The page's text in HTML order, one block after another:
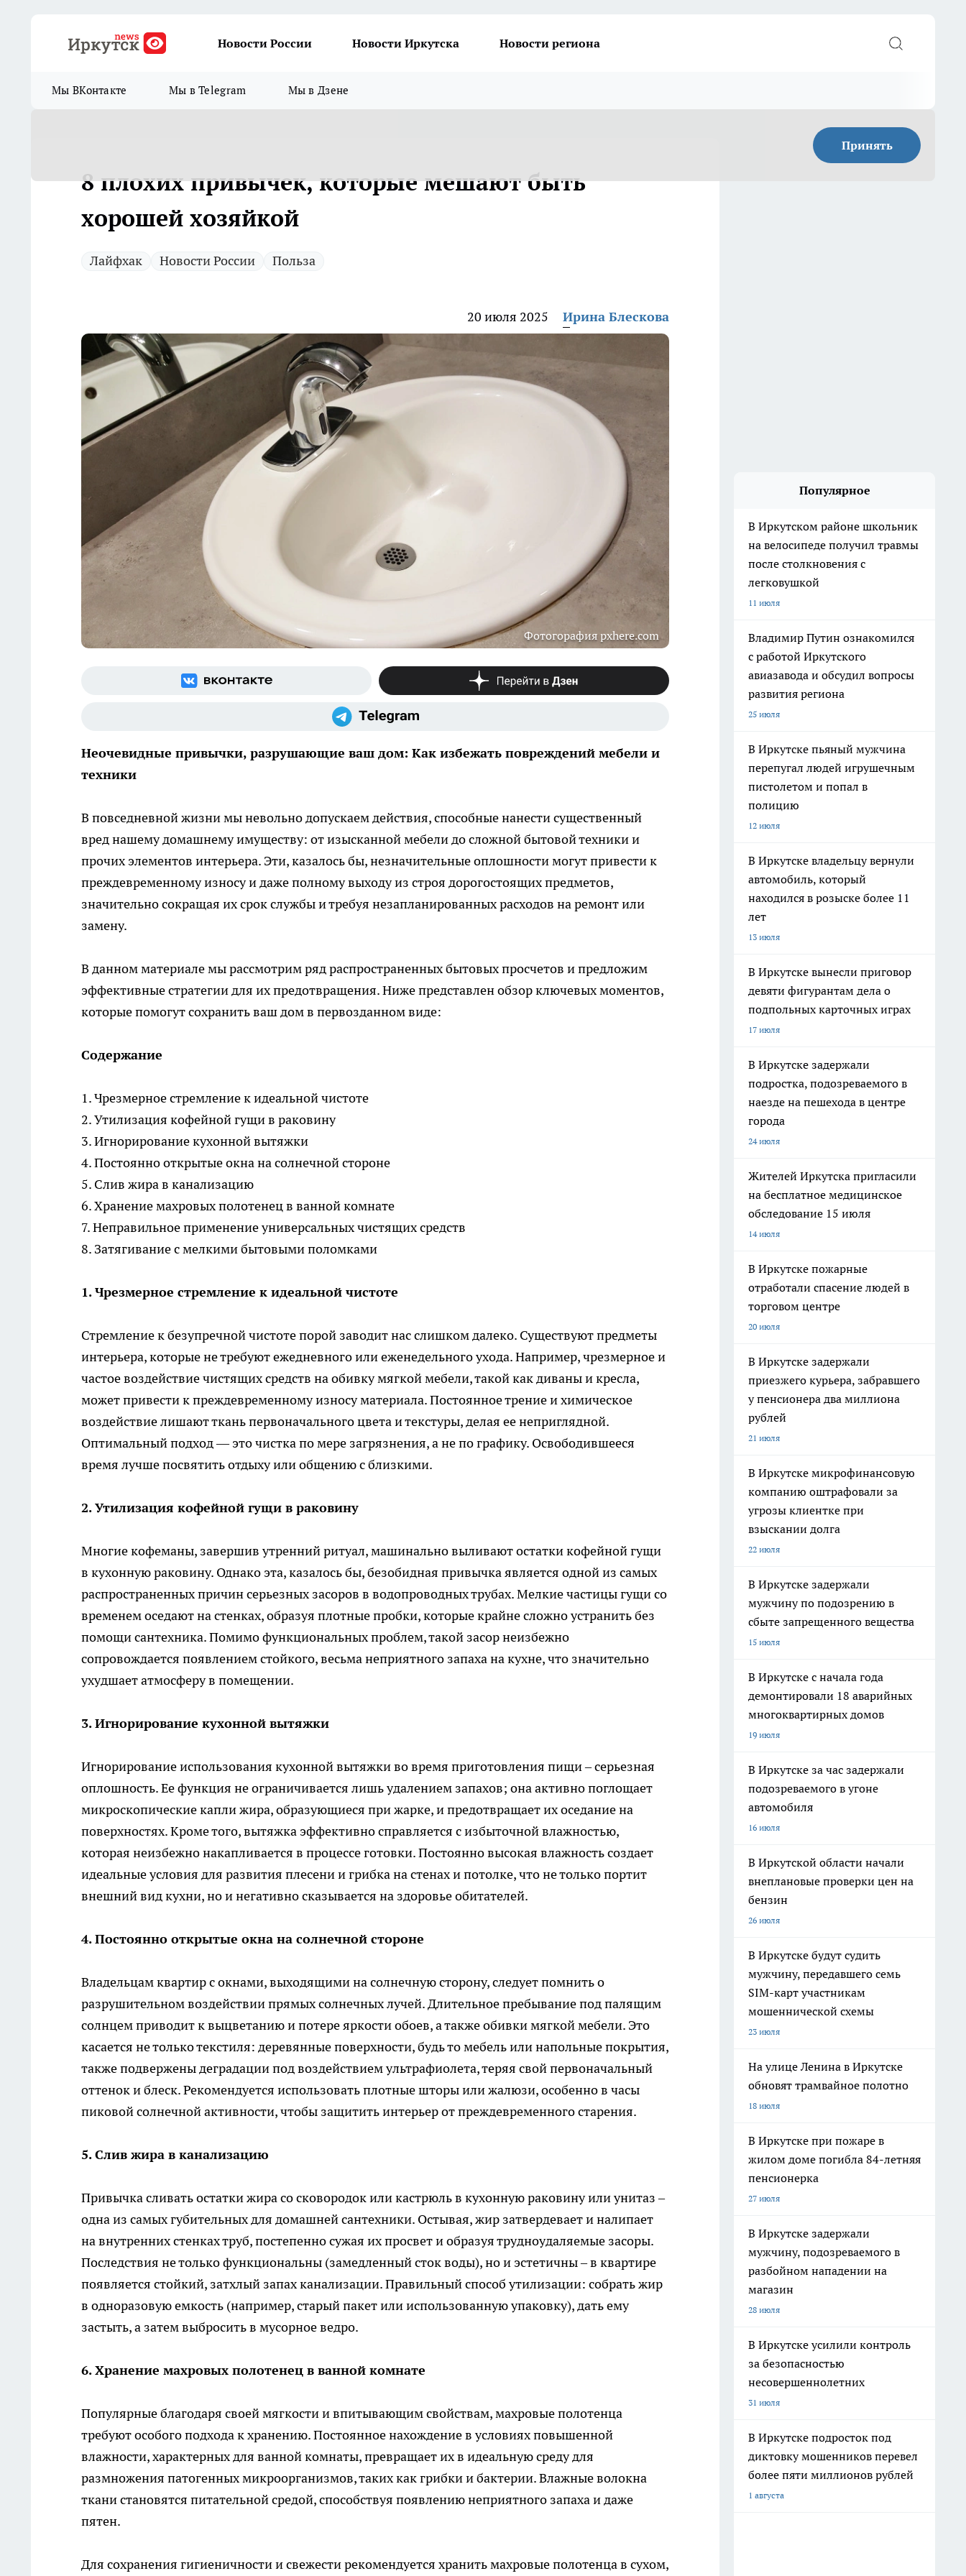
Новости России Новости Иркутска Новости региона
Мы ВКонтакте Мы в Telegram Мы в Дзене
Принять
8 плохих привычек, которые мешают быть
хорошей хозяйкой
Лайфхак Новости России Польза
20 июля 2025 Ирина Блескова
Фотогорафия pxhere.com
Неочевидные привычки, разрушающие ваш дом: Как избежать повреждений мебели и
техники
В повседневной жизни мы невольно допускаем действия, способные нанести существенный
вред нашему домашнему имуществу: от изысканной мебели до сложной бытовой техники и
прочих элементов интерьера. Эти, казалось бы, незначительные оплошности могут привести к
преждевременному износу и даже полному выходу из строя дорогостоящих предметов,
значительно сокращая их срок службы и требуя незапланированных расходов на ремонт или
замену.
В данном материале мы рассмотрим ряд распространенных бытовых просчетов и предложим
эффективные стратегии для их предотвращения. Ниже представлен обзор ключевых моментов,
которые помогут сохранить ваш дом в первозданном виде:
Содержание
1. Чрезмерное стремление к идеальной чистоте
2. Утилизация кофейной гущи в раковину
3. Игнорирование кухонной вытяжки
4. Постоянно открытые окна на солнечной стороне
5. Слив жира в канализацию
6. Хранение махровых полотенец в ванной комнате
7. Неправильное применение универсальных чистящих средств
8. Затягивание с мелкими бытовыми поломками
1. Чрезмерное стремление к идеальной чистоте
Стремление к безупречной чистоте порой заводит нас слишком далеко. Существуют предметы
интерьера, которые не требуют ежедневного или еженедельного ухода. Например, чрезмерное и
частое воздействие чистящих средств на обивку мягкой мебели, такой как диваны и кресла,
может привести к преждевременному износу материала. Постоянное трение и химическое
воздействие лишают ткань первоначального цвета и текстуры, делая ее неприглядной.
Оптимальный подход — это чистка по мере загрязнения, а не по графику. Освободившееся
время лучше посвятить отдыху или общению с близкими.
2. Утилизация кофейной гущи в раковину
Многие кофеманы, завершив утренний ритуал, машинально выливают остатки кофейной гущи
в кухонную раковину. Однако эта, казалось бы, безобидная привычка является одной из самых
распространенных причин серьезных засоров в водопроводных трубах. Мелкие частицы гущи со
временем оседают на стенках, образуя плотные пробки, которые крайне сложно устранить без
помощи сантехника. Помимо функциональных проблем, такой засор неизбежно
сопровождается появлением стойкого, весьма неприятного запаха на кухне, что значительно
ухудшает атмосферу в помещении.
3. Игнорирование кухонной вытяжки
Игнорирование использования кухонной вытяжки во время приготовления пищи – серьезная
оплошность. Ее функция не ограничивается лишь удалением запахов; она активно поглощает
микроскопические капли жира, образующиеся при жарке, и предотвращает их оседание на
поверхностях. Кроме того, вытяжка эффективно справляется с избыточной влажностью,
которая неизбежно накапливается в процессе готовки. Постоянно высокая влажность создает
идеальные условия для развития плесени и грибка на стенах и потолке, что не только портит
внешний вид кухни, но и негативно сказывается на здоровье обитателей.
4. Постоянно открытые окна на солнечной стороне
Владельцам квартир с окнами, выходящими на солнечную сторону, следует помнить о
разрушительном воздействии прямых солнечных лучей. Длительное пребывание под палящим
солнцем приводит к выцветанию и потере яркости обоев, а также обивки мягкой мебели. Это
касается не только текстиля: деревянные поверхности, будь то мебель или напольные покрытия,
также подвержены деградации под воздействием ультрафиолета, теряя свой первоначальный
оттенок и блеск. Рекомендуется использовать плотные шторы или жалюзи, особенно в часы
пиковой солнечной активности, чтобы защитить интерьер от преждевременного старения.
5. Слив жира в канализацию
Привычка сливать остатки жира со сковородок или кастрюль в кухонную раковину или унитаз –
одна из самых губительных для домашней сантехники. Остывая, жир затвердевает и налипает
на внутренних стенках труб, постепенно сужая их просвет и образуя трудноудаляемые засоры.
Последствия не только функциональны (замедленный сток воды), но и эстетичны – в квартире
появляется стойкий, затхлый запах канализации. Правильный способ утилизации: собрать жир
в одноразовую емкость (например, старый пакет или использованную упаковку), дать ему
застыть, а затем выбросить в мусорное ведро.
6. Хранение махровых полотенец в ванной комнате
Популярные благодаря своей мягкости и впитывающим свойствам, махровые полотенца
требуют особого подхода к хранению. Постоянное нахождение в условиях повышенной
влажности, характерных для ванной комнаты, превращает их в идеальную среду для
размножения патогенных микроорганизмов, таких как грибки и бактерии. Влажные волокна
ткани становятся питательной средой, способствуя появлению неприятного запаха и даже
пятен.
Для сохранения гигиеничности и свежести рекомендуется хранить махровые полотенца в сухом,
Популярное
В Иркутском районе школьник
на велосипеде получил травмы
после столкновения с
легковушкой
11 июля
Владимир Путин ознакомился
с работой Иркутского
авиазавода и обсудил вопросы
развития региона
25 июля
В Иркутске пьяный мужчина
перепугал людей игрушечным
пистолетом и попал в
полицию
12 июля
В Иркутске владельцу вернули
автомобиль, который
находился в розыске более 11
лет
13 июля
В Иркутске вынесли приговор
девяти фигурантам дела о
подпольных карточных играх
17 июля
В Иркутске задержали
подростка, подозреваемого в
наезде на пешехода в центре
города
24 июля
Жителей Иркутска пригласили
на бесплатное медицинское
обследование 15 июля
14 июля
В Иркутске пожарные
отработали спасение людей в
торговом центре
20 июля
В Иркутске задержали
приезжего курьера, забравшего
у пенсионера два миллиона
рублей
21 июля
В Иркутске микрофинансовую
компанию оштрафовали за
угрозы клиентке при
взыскании долга
22 июля
В Иркутске задержали
мужчину по подозрению в
сбыте запрещенного вещества
15 июля
В Иркутске с начала года
демонтировали 18 аварийных
многоквартирных домов
19 июля
В Иркутске за час задержали
подозреваемого в угоне
автомобиля
16 июля
В Иркутской области начали
внеплановые проверки цен на
бензин
26 июля
В Иркутске будут судить
мужчину, передавшего семь
SIM-карт участникам
мошеннической схемы
23 июля
На улице Ленина в Иркутске
обновят трамвайное полотно
18 июля
В Иркутске при пожаре в
жилом доме погибла 84-летняя
пенсионерка
27 июля
В Иркутске задержали
мужчину, подозреваемого в
разбойном нападении на
магазин
28 июля
В Иркутске усилили контроль
за безопасностью
несовершеннолетних
31 июля
В Иркутске подросток под
диктовку мошенников перевел
более пяти миллионов рублей
1 августа